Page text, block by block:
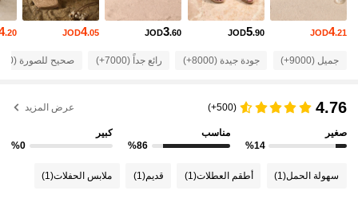
4.88 91K متابعون
JOD4.21
JOD5.90
JOD3.60
JOD4.05
.20
جميل (9000+) جودة جيدة (8000+) رائع جداً (7000+) صحيح للصورة (5000+)
4.76
(500+) عرض المزيد
صغير
%14
مناسب
%86
كبير
%0
سهولة الحمل(1) أطقم العطلات(1) قديم(1) ملابس الحفلات(1)